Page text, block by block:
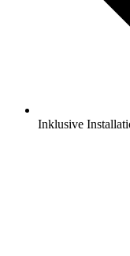
Inklusive